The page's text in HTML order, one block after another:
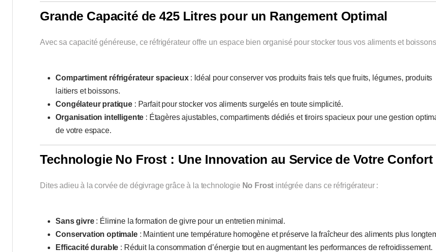
Grande Capacité de 425 Litres pour un Rangement Optimal
Avec sa capacité généreuse, ce réfrigérateur offre un espace bien organisé pour stocker tous vos aliments et
Compartiment réfrigérateur spacieux: Idéal pour conserver vos produits frais tels que fruits, légumes, produits
laitiers et boissons.
Congélateur pratique : Parfait pour stocker vos aliments surgelés en toute simplicité.
Organisation intelligente : Étagères ajustables, compartiments dédiés et tiroirs spacieux pour une gestion
de votre espace.
Technologie No Frost : Une Innovation au Service de Votre Confort
Dites adieu à la corvée de dégivrage grâce à la technologie No Frost intégrée dans ce réfrigérateur :
Sans givre: Élimine la formation de givre pour un entretien minimal.
Conservation optimale: Maintient une température homogène et préserve la fraîcheur des aliments plus
Efficacité durable : Réduit la consommation d’énergie tout en augmentant les performances de refroidissement.